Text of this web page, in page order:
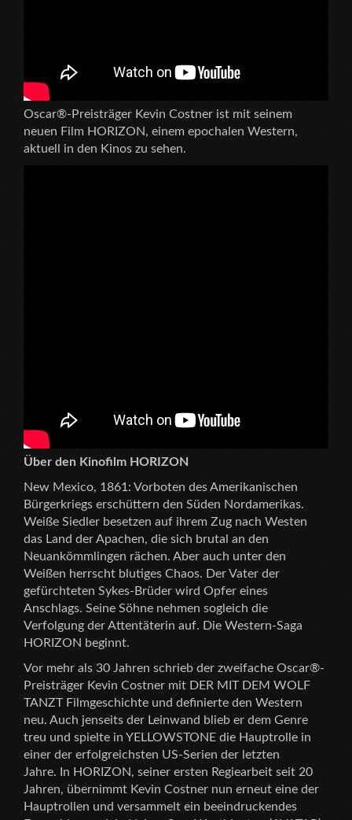
Oscar®-Preisträger Kevin Costner ist mit seinem
neuen Film HORIZON, einem epochalen Western,
aktuell in den Kinos zu sehen.
Über den Kinofilm HORIZON
New Mexico, 1861: Vorboten des Amerikanischen
Bürgerkriegs erschüttern den Süden Nordamerikas.
Weiße Siedler besetzen auf ihrem Zug nach Westen
das Land der Apachen, die sich brutal an den
Neuankömmlingen rächen. Aber auch unter den
Weißen herrscht blutiges Chaos. Der Vater der
gefürchteten Sykes-Brüder wird Opfer eines
Anschlags. Seine Söhne nehmen sogleich die
Verfolgung der Attentäterin auf. Die Western-Saga
HORIZON beginnt.
Vor mehr als 30 Jahren schrieb der zweifache Oscar®-
Preisträger Kevin Costner mit DER MIT DEM WOLF
TANZT Filmgeschichte und definierte den Western
neu. Auch jenseits der Leinwand blieb er dem Genre
treu und spielte in YELLOWSTONE die Hauptrolle in
einer der erfolgreichsten US-Serien der letzten
Jahre. In HORIZON, seiner ersten Regiearbeit seit 20
Jahren, übernimmt Kevin Costner nun erneut eine der
Hauptrollen und versammelt ein beeindruckendes